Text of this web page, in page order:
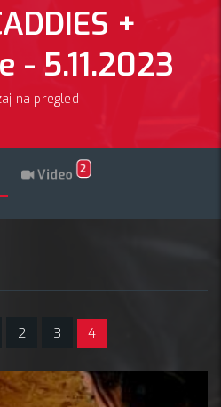
+
- 5.11.2023
na pregled
Video 2
2 3 4